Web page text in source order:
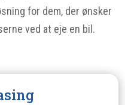
for dem, der ønsker
ved at eje en bil.